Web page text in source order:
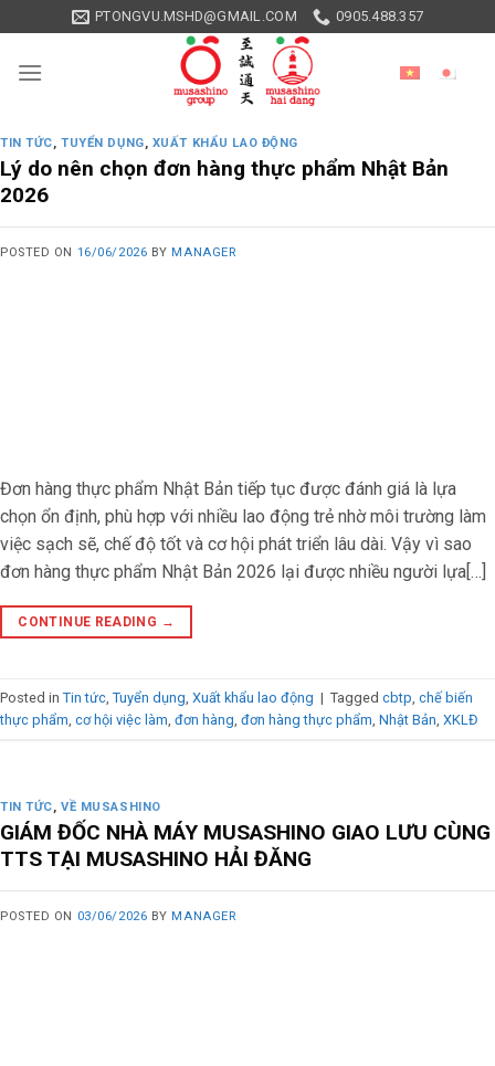
content
PTONGVU.MSHD@GMAIL.COM 0905.488.357
TIN TỨC,TUYỂN DỤNG, XUẤT KHẨU LAO ĐỘNG
Lý do nên chọn đơn hàng thực phẩm Nhật Bản
2026
POSTED ON 16/06/2026 BY MANAGER
Đơn hàng thực phẩm Nhật Bản tiếp tục được đánh giá là lựa
chọn ổn định, phù hợp với nhiều lao động trẻ nhờ môi trường làm
việc sạch sẽ, chế độ tốt và cơ hội phát triển lâu dài. Vậy vì sao
đơn hàng thực phẩm Nhật Bản 2026 lại được nhiều người lựa[…]
CONTINUE READING →
Posted in Tin tức Tuyển dụng Xuất khẩu lao động | Tagged cbtp chế biến
thực phẩm cơ hội việc làm đơn hàng đơn hàng thực phẩm Nhật Bản XKLĐ
TIN TỨC,VỀ MUSASHINO
GIÁM ĐỐC NHÀ MÁY MUSASHINO GIAO LƯU CÙNG
TTS TẠI MUSASHINO HẢI ĐĂNG
POSTED ON 03/06/2026 BY MANAGER